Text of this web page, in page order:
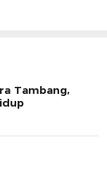
Tambang,